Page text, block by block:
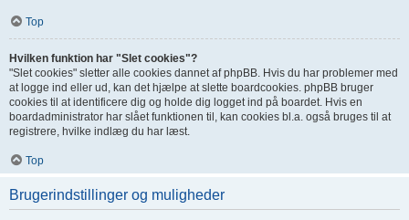
Top
Hvilken funktion har "Slet cookies"?
"Slet cookies" sletter alle cookies dannet af phpBB. Hvis du har problemer med
at logge ind eller ud, kan det hjælpe at slette boardcookies. phpBB bruger
cookies til at identificere dig og holde dig logget ind på boardet. Hvis en
boardadministrator har slået funktionen til, kan cookies bl.a. også bruges til at
registrere, hvilke indlæg du har læst.
Top
Brugerindstillinger og muligheder